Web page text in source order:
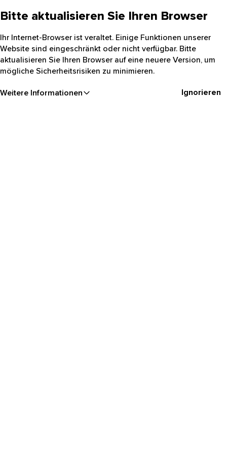
Bitte aktualisieren Sie Ihren Browser
Ihr Internet-Browser ist veraltet. Einige Funktionen unserer
Website sind eingeschränkt oder nicht verfügbar. Bitte
aktualisieren Sie Ihren Browser auf eine neuere Version, um
mögliche Sicherheitsrisiken zu minimieren.
Weitere Informationen Ignorieren